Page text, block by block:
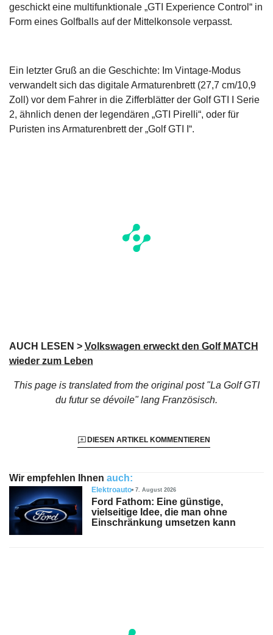
geschickt eine multifunktionale „GTI Experience Control“ in
Form eines Golfballs auf der Mittelkonsole verpasst.
Ein letzter Gruß an die Geschichte: Im Vintage-Modus
verwandelt sich das digitale Armaturenbrett (27,7 cm/10,9
Zoll) vor dem Fahrer in die Zifferblätter der Golf GTI I Serie
2, ähnlich denen der legendären „GTI Pirelli“, oder für
Puristen ins Armaturenbrett der „Golf GTI I“.
AUCH LESEN > Volkswagen erweckt den Golf MATCH
wieder zum Leben
This page is translated from the original post "La Golf GTI
du futur se dévoile"lang Französisch.
DIESEN ARTIKEL KOMMENTIEREN
Wir empfehlen Ihnen auch:
Elektroauto 7. August 2026
Ford Fathom: Eine günstige,
vielseitige Idee, die man ohne
Einschränkung umsetzen kann